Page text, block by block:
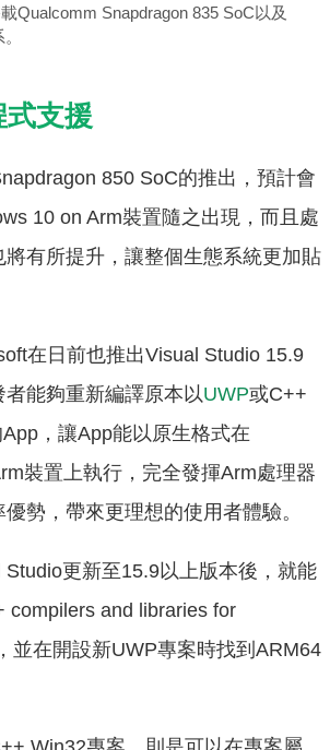
Qualcomm Snapdragon 835 SoC以及
支援
850 SoC的推出，預計會
10 on Arm裝置隨之出現，而且處
有所提升，讓整個生態系統更加貼
在日前也推出Visual Studio 15.9
能夠重新編譯原本以UWP或C++
，讓App能以原生格式在
裝置上執行，完全發揮Arm處理器
勢，帶來更理想的使用者體驗。
更新至15.9以上版本後，就能
compilers and libraries for
並在開設新UWP專案時找到ARM64